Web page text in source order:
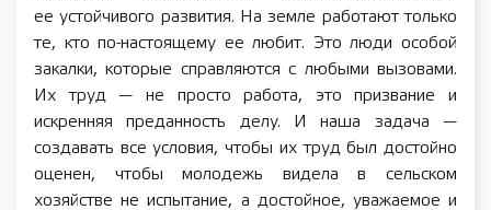
ее устойчивого развития. На земле работают только
те, кто по-настоящему ее любит. Это люди особой
закалки, которые справляются с любыми вызовами.
Их труд — не просто работа, это призвание и
искренняя преданность делу. И наша задача —
создавать все условия, чтобы их труд был достойно
оценен, чтобы молодежь видела в сельском
хозяйстве не испытание, а достойное, уважаемое и